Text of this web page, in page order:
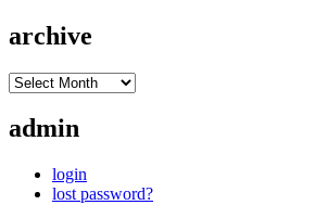
archive
admin
login
lost password?